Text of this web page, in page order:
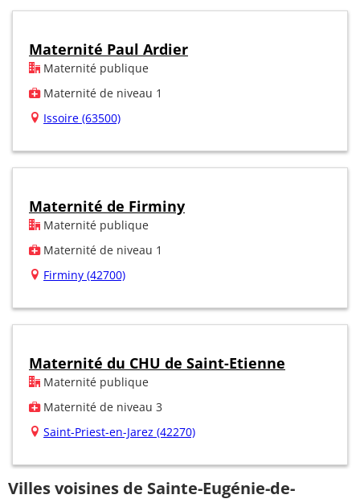
Maternité Paul Ardier
Maternité publique
Maternité de niveau 1
Issoire (63500)
Maternité de Firminy
Maternité publique
Maternité de niveau 1
Firminy (42700)
Maternité du CHU de Saint-Etienne
Maternité publique
Maternité de niveau 3
Saint-Priest-en-Jarez (42270)
Villes voisines de Sainte-Eugénie-de-